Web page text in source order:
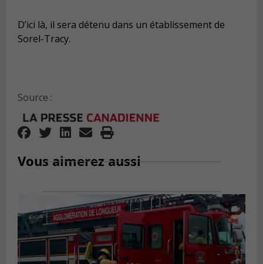
D’ici là, il sera détenu dans un établissement de
Sorel-Tracy.
Source :
Vous aimerez aussi